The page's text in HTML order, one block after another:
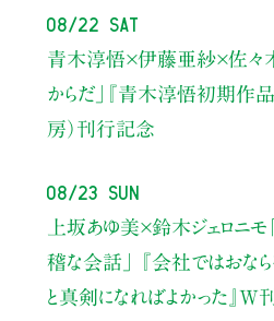
08/22 Sat
青木淳悟×伊藤亜紗×佐々
からだ」
『青木淳悟初期作品
房）刊行記念
08/23 Sun
上坂あゆ美×鈴木ジェロニモ
稽な会話」
『会社ではおなら
と真剣になればよかった』W